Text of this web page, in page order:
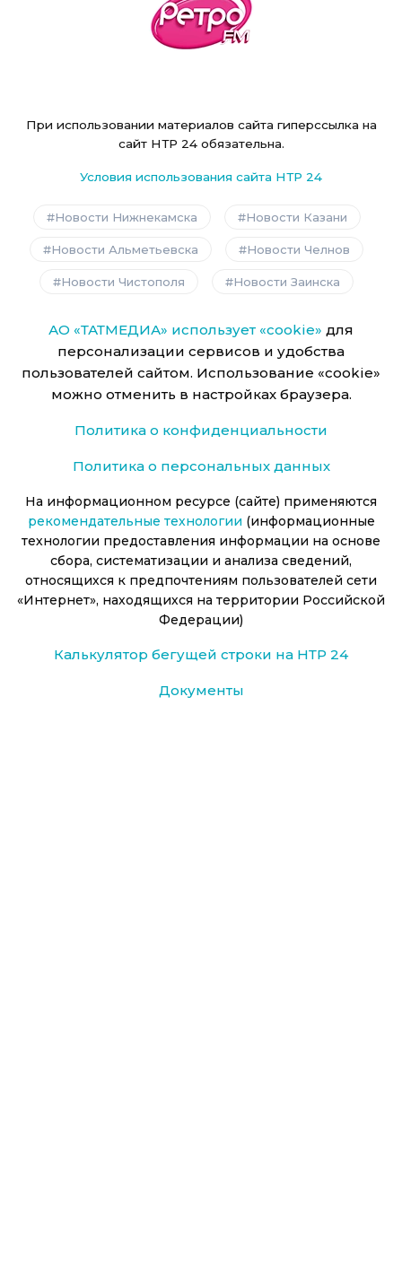
При использовании материалов сайта гиперссылка на
сайт НТР 24 обязательна.
Условия использования сайта НТР 24
Новости Нижнекамска Новости Казани
Новости Альметьевска Новости Челнов
Новости Чистополя Новости Заинска
АО «ТАТМЕДИА» использует «cookie» для
персонализации сервисов и удобства
пользователей сайтом. Использование «cookie»
можно отменить в настройках браузера.
Политика о конфиденциальности
Политика о персональных данных
На информационном ресурсе (сайте) применяются
рекомендательные технологии (информационные
технологии предоставления информации на основе
сбора, систематизации и анализа сведений,
относящихся к предпочтениям пользователей сети
«Интернет», находящихся на территории Российской
Федерации)
Калькулятор бегущей строки на НТР 24
Документы